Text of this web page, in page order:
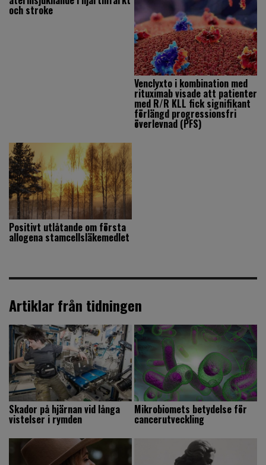
och stroke
Venclyxto i kombination med
rituximab visade att patienter
med R/R KLL fick signifikant
förlängd progressionsfri
överlevnad (PFS)
Positivt utlåtande om första
allogena stamcellsläkemedlet
Artiklar från tidningen
Skador på hjärnan vid långa
vistelser i rymden
Mikrobiomets betydelse för
cancerutveckling